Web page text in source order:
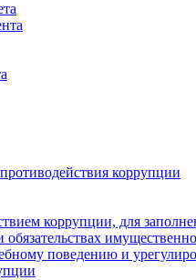
коррупции
коррупции, для
поведению и